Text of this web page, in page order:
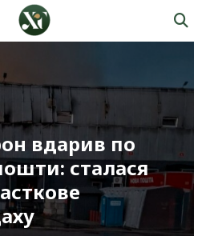
вдарив по
сталася